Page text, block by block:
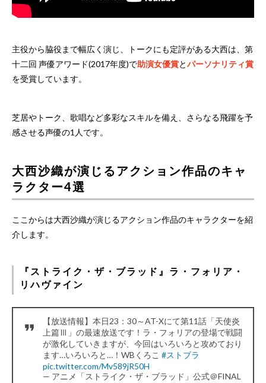
主役から脇役まで幅広く演じ、トークにも定評がある大西は、第
十二回 声優アワード(2017年度)で助演女優賞とパーソナリティ賞
を受賞しています。
芝居やトーク、歌唱など多彩なスキルを備え、さらなる飛躍を予
感させる声優の1人です。
大西沙織が演じるアクション作品のキャ
ラクター4選
ここからは大西沙織が演じるアクション作品のキャラクターを紹
介します。
『ストライク・ザ・ブラッド』ラ・フォリア・
リハヴァイン
【放送情報】本日23：30～AT-Xにて第11話「天使炎
上篇Ⅲ」の最速放送です！ラ・フォリアの登場で戦闘
が激化していきますが、今回はいろいろと攻めており
ます…いろいろと…！WBくろこ #ストブラ
pic.twitter.com/Mv589jR50H
— アニメ「ストライク・ザ・ブラッド」公式＠FINAL